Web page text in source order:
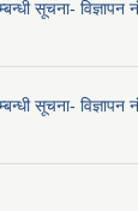
सूचना-
सूचना-